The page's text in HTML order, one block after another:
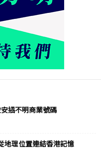
插不明商業號碼
地理位置連結香港記憶